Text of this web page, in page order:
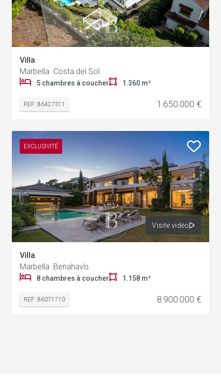
Villa
Marbella Costa del Sol
5 chambres à coucher 1.360 m²
REF: 86427311 1.650.000 €
EXCLUSIVITÉ
Visite vidéo
Villa
Marbella Benahavís
8 chambres à coucher 1.158 m²
REF: 86071710 8.900.000 €